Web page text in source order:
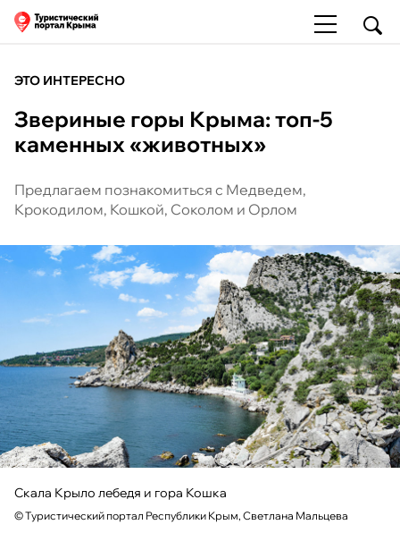
ЭТО ИНТЕРЕСНО
Звериные горы Крыма: топ-5
каменных «животных»
Предлагаем познакомиться с Медведем,
Крокодилом, Кошкой, Соколом и Орлом
Скала Крыло лебедя и гора Кошка
©Туристический портал Республики Крым, Светлана Мальцева